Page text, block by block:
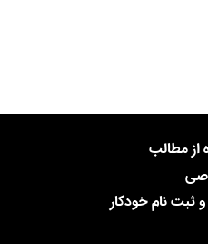
از مطالب
ثبت نام خودکار